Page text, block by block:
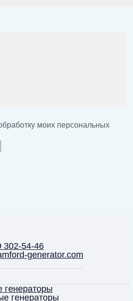
моих персональных
302-54-46
generator.com
генераторы
генераторы